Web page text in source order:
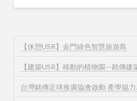
【休憩USR】金門綠色智慧旅遊島
【建築USR】移動的植物園—銘傳建
台灣銘傳足球推廣協會啟動 產學協